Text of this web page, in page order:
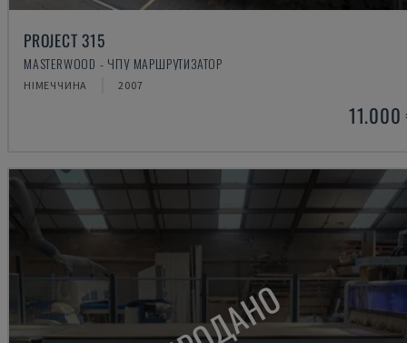
PROJECT 315
MASTERWOOD - ЧПУ МАРШРУТИЗАТОР
НІМЕЧЧИНА 2007
11.000